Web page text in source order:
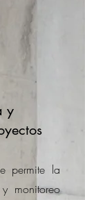
y
permite la
monitoreo